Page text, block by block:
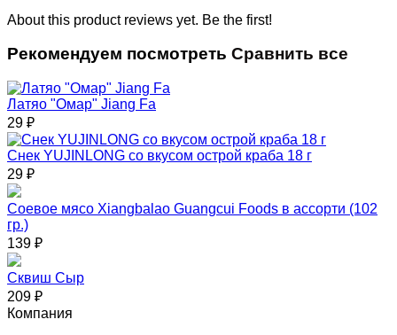
About this product reviews yet. Be the first!
Рекомендуем посмотреть Сравнить все
Латяо "Омар" Jiang Fa
29 ₽
Снек YUJINLONG со вкусом острой краба 18 г
29 ₽
Соевое мясо Xiangbalao Guangcui Foods в ассорти (102
гр.)
139 ₽
Сквиш Сыр
209 ₽
Компания